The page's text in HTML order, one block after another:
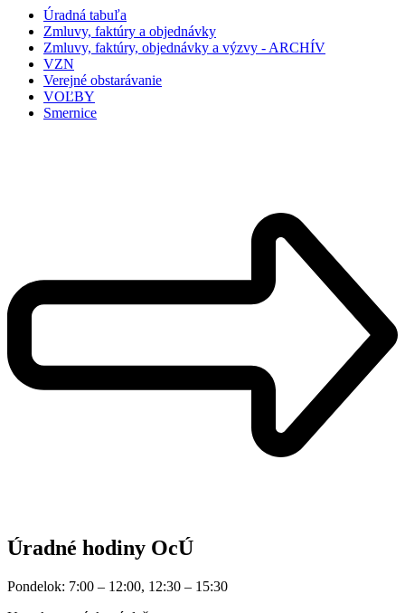
Úradná tabuľa
Zmluvy, faktúry a objednávky
Zmluvy, faktúry, objednávky a výzvy - ARCHÍV
VZN
Verejné obstarávanie
VOĽBY
Smernice
Úradné hodiny OcÚ
Pondelok: 7:00 – 12:00, 12:30 – 15:30